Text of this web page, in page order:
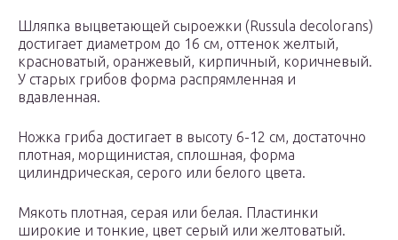
Шляпка выцветающей сыроежки (Russula decolorans)
достигает диаметром до 16 см, оттенок желтый,
красноватый, оранжевый, кирпичный, коричневый.
У старых грибов форма распрямленная и
вдавленная.
Ножка гриба достигает в высоту 6-12 см, достаточно
плотная, морщинистая, сплошная, форма
цилиндрическая, серого или белого цвета.
Мякоть плотная, серая или белая. Пластинки
широкие и тонкие, цвет серый или желтоватый.